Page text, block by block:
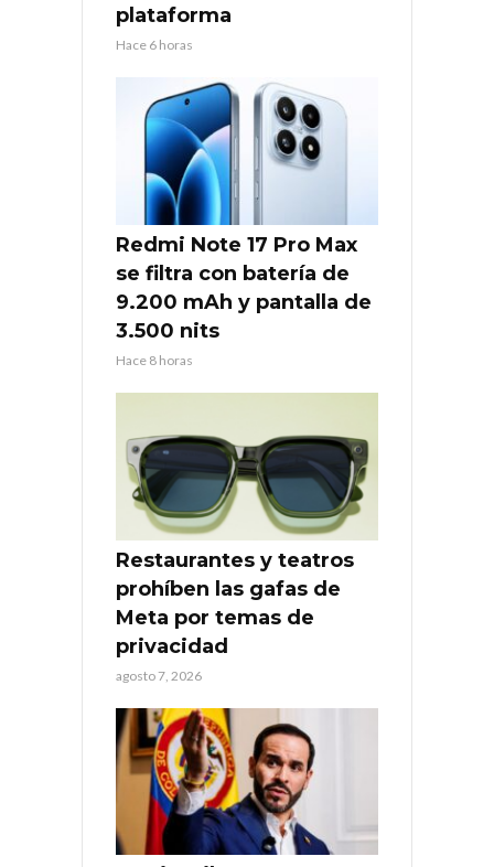
plataforma
Hace 6 horas
Redmi Note 17 Pro Max
se filtra con batería de
9.200 mAh y pantalla de
3.500 nits
Hace 8 horas
Restaurantes y teatros
prohíben las gafas de
Meta por temas de
privacidad
agosto 7, 2026